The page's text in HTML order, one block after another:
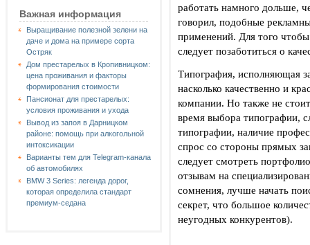
Важная информация
Выращивание полезной зелени на
даче и дома на примере сорта
Остряк
Дом престарелых в Кропивницком:
цена проживания и факторы
формирования стоимости
Пансионат для престарелых:
условия проживания и ухода
Вывод из запоя в Дарницком
районе: помощь при алкогольной
интоксикации
Варианты тем для Telegram-канала
об автомобилях
BMW 3 Series: легенда дорог,
которая определила стандарт
премиум-седана
работать намного дольше,
говорил, подобные
применений. Для того
следует позаботиться о
Типография, исполняющая
насколько качественно и
компании. Но также не
время выбора типографии,
типографии, наличие
спрос со стороны прямых
следует смотреть
отзывам на
сомнения, лучше начать
секрет, что большое
неугодных конкурентов).